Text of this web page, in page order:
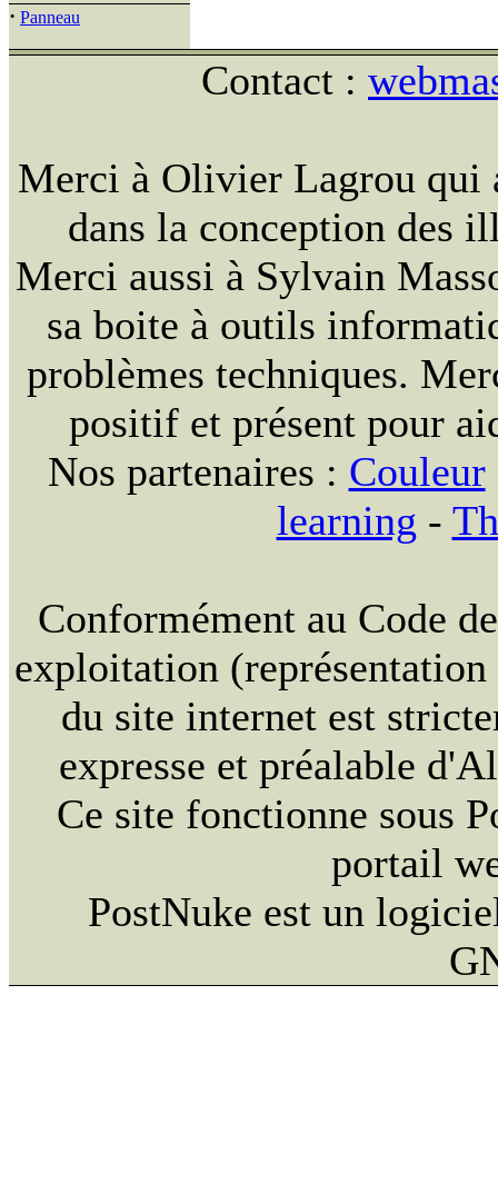
· Panneau
Contact :
Merci à Olivier Lagrou qui
dans la conception des
Merci aussi à Sylvain
sa boite à outils
problèmes techniques.
positif et présent pour
Nos partenaires : Couleur
learning -
Conformément au Code
exploitation
du site internet est
expresse et préalable
Ce site fonctionne sous
portail
PostNuke est un